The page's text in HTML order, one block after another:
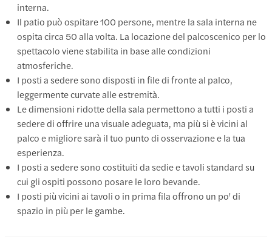
interna.
Il patio può ospitare 100 persone, mentre la sala interna ne
ospita circa 50 alla volta. La locazione del palcoscenico per lo
spettacolo viene stabilita in base alle condizioni
atmosferiche.
I posti a sedere sono disposti in file di fronte al palco,
leggermente curvate alle estremità.
Le dimensioni ridotte della sala permettono a tutti i posti a
sedere di offrire una visuale adeguata, ma più si è vicini al
palco e migliore sarà il tuo punto di osservazione e la tua
esperienza.
I posti a sedere sono costituiti da sedie e tavoli standard su
cui gli ospiti possono posare le loro bevande.
I posti più vicini ai tavoli o in prima fila offrono un po' di
spazio in più per le gambe.